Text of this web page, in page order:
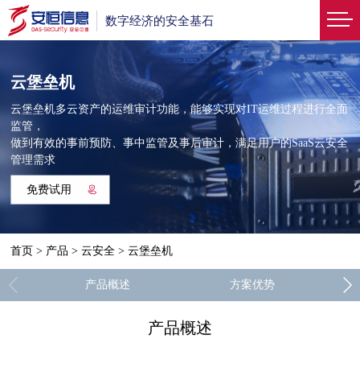
数字经济的安全基石
云堡垒机
云堡垒机多云资产的运维审计功能，能够实现对IT运维过程进行全面
监管，
做到有效的事前预防、事中监管及事后审计，满足用户的SaaS云安全
管理需求
免费试用
首页 > 产品 >云安全 >云堡垒机
产品概述 方案优势
产品概述